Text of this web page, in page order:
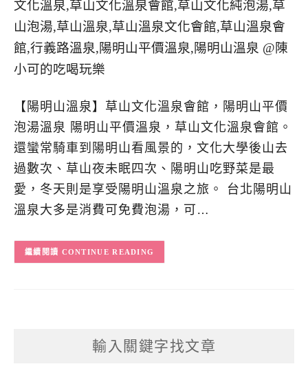
【陽明山溫泉】草山文化溫泉會館，陽明山平價
泡湯溫泉 陽明山平價溫泉，草山文化溫泉會館。
還蠻常騎車到陽明山看風景的，文化大學後山去
過數次、草山夜未眠四次、陽明山吃野菜是最
愛，冬天則是享受陽明山溫泉之旅。 台北陽明山
溫泉大多是消費可免費泡湯，可…
CONTINUE READING
輸入關鍵字找文章